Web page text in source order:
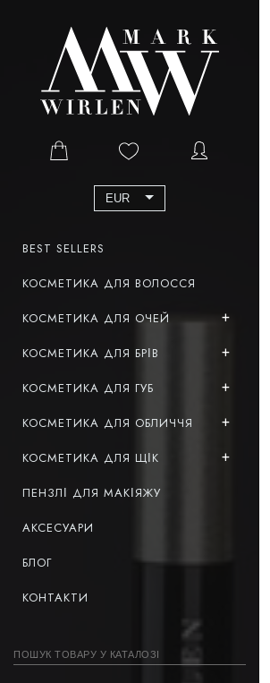
EUR
BEST SELLERS
КОСМЕТИКА ДЛЯ ВОЛОССЯ
КОСМЕТИКА ДЛЯ ОЧЕЙ
КОСМЕТИКА ДЛЯ БРІВ
КОСМЕТИКА ДЛЯ ГУБ
КОСМЕТИКА ДЛЯ ОБЛИЧЧЯ
КОСМЕТИКА ДЛЯ ЩІК
ПЕНЗЛІ ДЛЯ МАКІЯЖУ
АКСЕСУАРИ
БЛОГ
КОНТАКТИ